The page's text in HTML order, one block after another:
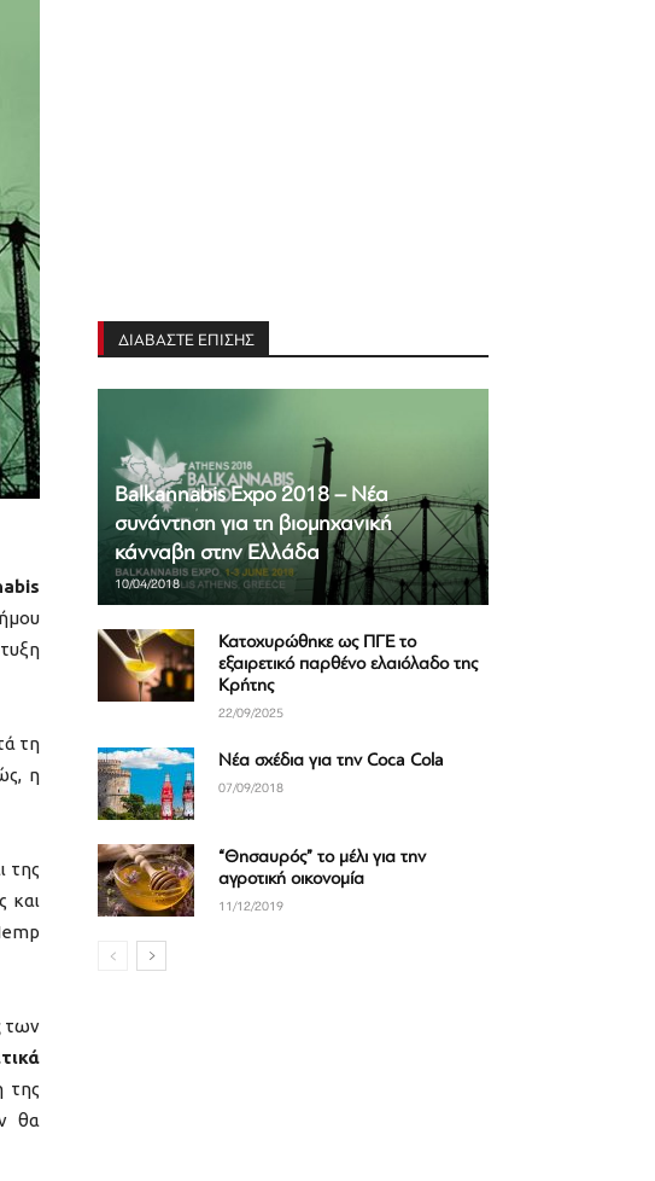
τη
η
της
και
των
της
θα
ΔΙΑΒΑΣΤΕ ΕΠΙΣΗΣ
Balkannabis Expo 2018 – Νέα
συνάντηση για τη βιομηχανική
κάνναβη στην Ελλάδα
10/04/2018
Κατοχυρώθηκε ως ΠΓΕ το
εξαιρετικό παρθένο ελαιόλαδο της
Κρήτης
22/09/2025
Νέα σχέδια για την Coca Cola
07/09/2018
“Θησαυρός” το μέλι για την
αγροτική οικονομία
11/12/2019